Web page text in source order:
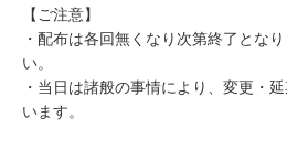
【ご注意】
・配布は各回無くなり次第終了とな
い。
・当日は諸般の事情により、変更・
います。